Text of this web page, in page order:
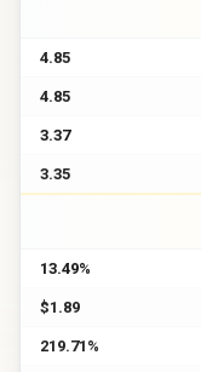
4.85
4.85
3.37
3.35
13.49%
$1.89
219.71%